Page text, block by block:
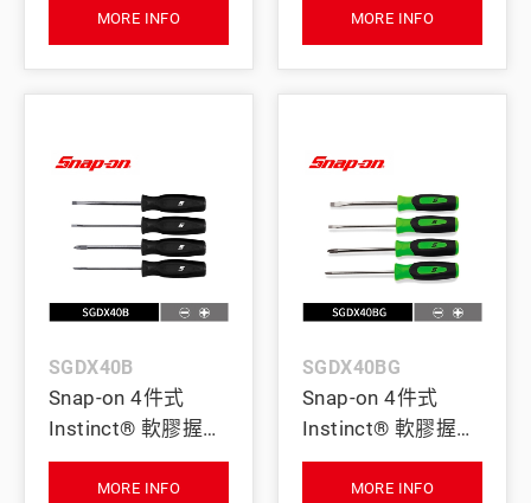
子組 (橘)MORE INFO
子組 (紅)MORE INFO
SGDX40B
Snap-on 4件式
Instinct® 軟膠握把
微型起子組 (黑)
MORE INFO
SGDX40BG
Snap-on 4件式
Instinct® 軟膠握把
微型起子組 (綠)
MORE INFO